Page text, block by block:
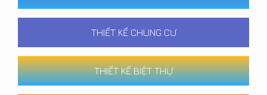
THIẾT KẾ CHUNG CƯ
THIẾT KẾ BIỆT THỰ